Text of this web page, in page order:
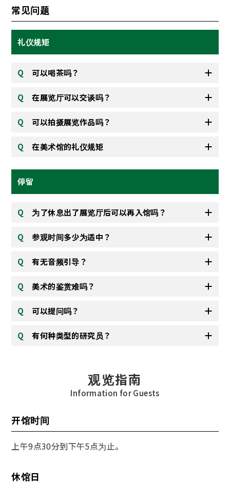
常见问题
礼仪规矩
可以喝茶吗？
在展览厅可以交谈吗？
可以拍摄展览作品吗？
在美术馆的礼仪规矩
停留
为了休息出了展览厅后可以再入馆吗？
参观时间多少为适中？
有无音频引导？
美术的鉴赏难吗？
可以提问吗？
有何种类型的研究员？
观览指南
Information for Guests
开馆时间
上午9点30分到下午5点为止。
休馆日